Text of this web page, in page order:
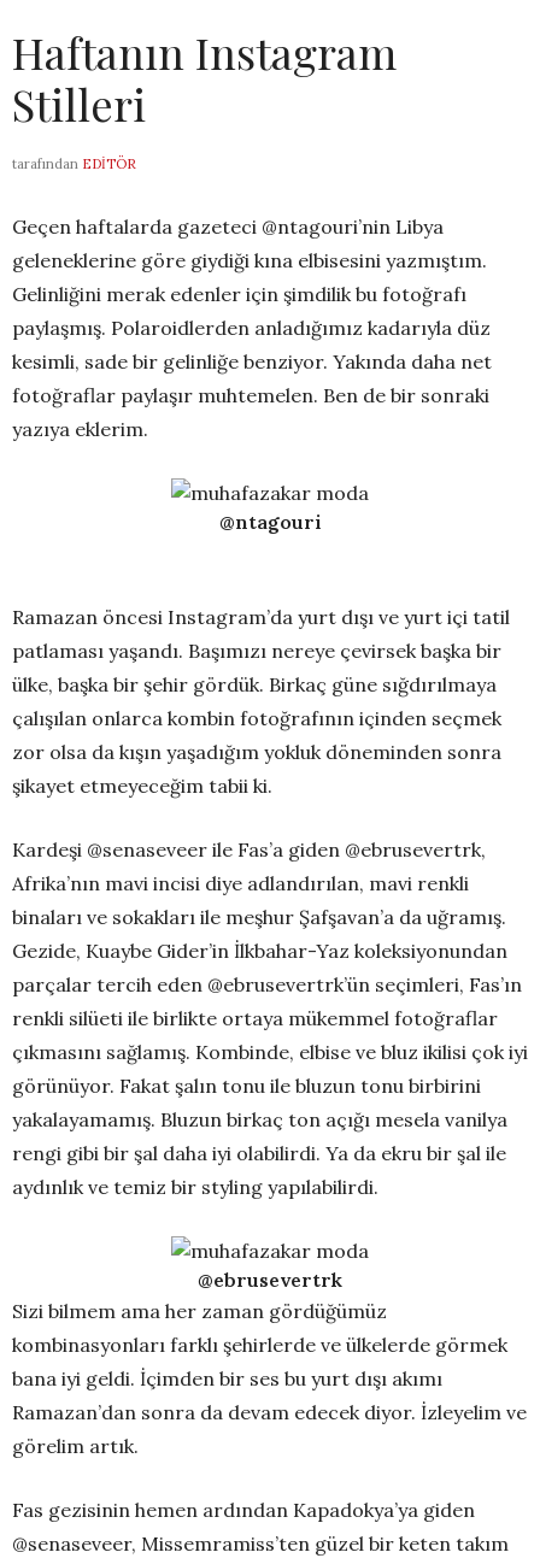
Haftanın Instagram
Stilleri
tarafından EDITÖR
Geçen haftalarda gazeteci @ntagouri’nin Libya
geleneklerine göre giydiği kına elbisesini yazmıştım.
Gelinliğini merak edenler için şimdilik bu fotoğrafı
paylaşmış. Polaroidlerden anladığımız kadarıyla düz
kesimli, sade bir gelinliğe benziyor. Yakında daha net
fotoğraflar paylaşır muhtemelen. Ben de bir sonraki
yazıya eklerim.
@ntagouri
Ramazan öncesi Instagram’da yurt dışı ve yurt içi tatil
patlaması yaşandı. Başımızı nereye çevirsek başka bir
ülke, başka bir şehir gördük. Birkaç güne sığdırılmaya
çalışılan onlarca kombin fotoğrafının içinden seçmek
zor olsa da kışın yaşadığım yokluk döneminden sonra
şikayet etmeyeceğim tabii ki.
Kardeşi @senaseveer ile Fas’a giden @ebrusevertrk,
Afrika’nın mavi incisi diye adlandırılan, mavi renkli
binaları ve sokakları ile meşhur Şafşavan’a da uğramış.
Gezide, Kuaybe Gider’in İlkbahar-Yaz koleksiyonundan
parçalar tercih eden @ebrusevertrk’ün seçimleri, Fas’ın
renkli silüeti ile birlikte ortaya mükemmel fotoğraflar
çıkmasını sağlamış. Kombinde, elbise ve bluz ikilisi çok iyi
görünüyor. Fakat şalın tonu ile bluzun tonu birbirini
yakalayamamış. Bluzun birkaç ton açığı mesela vanilya
rengi gibi bir şal daha iyi olabilirdi. Ya da ekru bir şal ile
aydınlık ve temiz bir styling yapılabilirdi.
@ebrusevertrk
Sizi bilmem ama her zaman gördüğümüz
kombinasyonları farklı şehirlerde ve ülkelerde görmek
bana iyi geldi. İçimden bir ses bu yurt dışı akımı
Ramazan’dan sonra da devam edecek diyor. İzleyelim ve
görelim artık.
Fas gezisinin hemen ardından Kapadokya’ya giden
@senaseveer, Missemramiss’ten güzel bir keten takım